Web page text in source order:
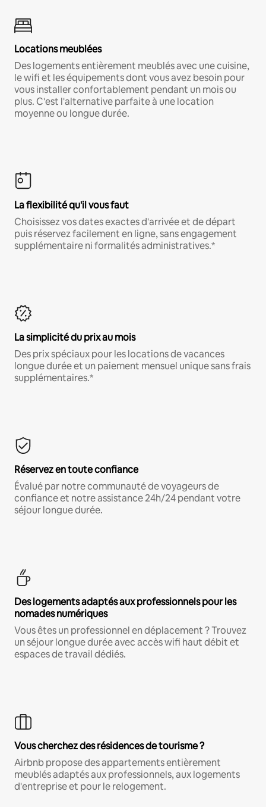
Locations meublées
Des logements entièrement meublés avec une cuisine,
le wifi et les équipements dont vous avez besoin pour
vous installer confortablement pendant un mois ou
plus. C'est l'alternative parfaite à une location
moyenne ou longue durée.
La flexibilité qu'il vous faut
Choisissez vos dates exactes d'arrivée et de départ
puis réservez facilement en ligne, sans engagement
supplémentaire ni formalités administratives.*
La simplicité du prix au mois
Des prix spéciaux pour les locations de vacances
longue durée et un paiement mensuel unique sans frais
supplémentaires.*
Réservez en toute confiance
Évalué par notre communauté de voyageurs de
confiance et notre assistance 24h/24 pendant votre
séjour longue durée.
Des logements adaptés aux professionnels pour les
nomades numériques
Vous êtes un professionnel en déplacement ? Trouvez
un séjour longue durée avec accès wifi haut débit et
espaces de travail dédiés.
Vous cherchez des résidences de tourisme ?
Airbnb propose des appartements entièrement
meublés adaptés aux professionnels, aux logements
d'entreprise et pour le relogement.